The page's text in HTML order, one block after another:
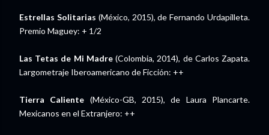
Estrellas Solitarias (México, 2015), de Fernando Urdapilleta.
Premio Maguey: + 1/2
Las Tetas de Mi Madre(Colombia, 2014), de Carlos Zapata.
Largometraje Iberoamericano de Ficción: ++
Tierra Caliente (México-GB, 2015), de Laura Plancarte.
Mexicanos en el Extranjero: ++